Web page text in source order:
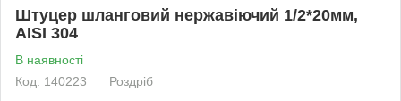
Штуцер шланговий нержавіючий 1/2*20мм,
AISI 304
В наявності
Код: 140223
Роздріб